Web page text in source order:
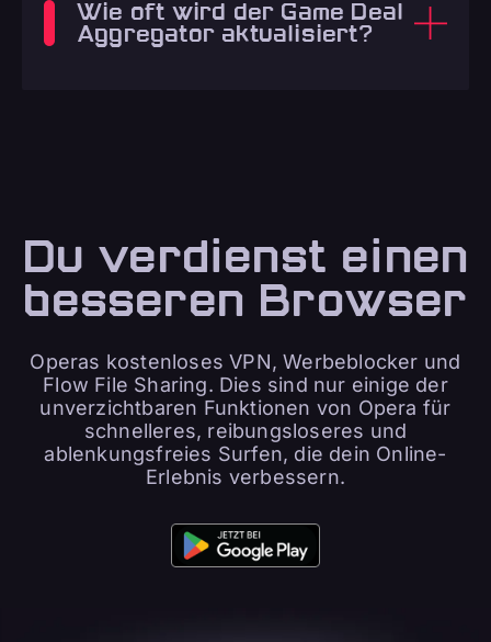
Wie oft wird der Game Deal
Aggregator aktualisiert?
Du verdienst einen
besseren Browser
Operas kostenloses VPN, Werbeblocker und
Flow File Sharing. Dies sind nur einige der
unverzichtbaren Funktionen von Opera für
schnelleres, reibungsloseres und
ablenkungsfreies Surfen, die dein Online-
Erlebnis verbessern.